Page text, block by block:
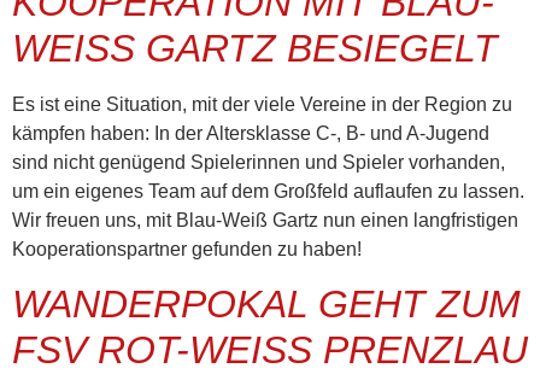
WEISS GARTZ BESIEGELT
Es ist eine Situation, mit der viele Vereine in der Region zu
kämpfen haben: In der Altersklasse C-, B- und A-Jugend
sind nicht genügend Spielerinnen und Spieler vorhanden,
um ein eigenes Team auf dem Großfeld auflaufen zu lassen.
Wir freuen uns, mit Blau-Weiß Gartz nun einen langfristigen
Kooperationspartner gefunden zu haben!
WANDERPOKAL GEHT ZUM
FSV ROT-WEISS PRENZLAU